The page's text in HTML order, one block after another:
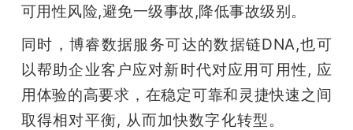
可用性风险,避免一级事故,降低事故级别。
同时，博睿数据服务可达的数据链DNA,也可
以帮助企业客户应对新时代对应用可用性, 应
用体验的高要求，在稳定可靠和灵捷快速之间
取得相对平衡, 从而加快数字化转型。